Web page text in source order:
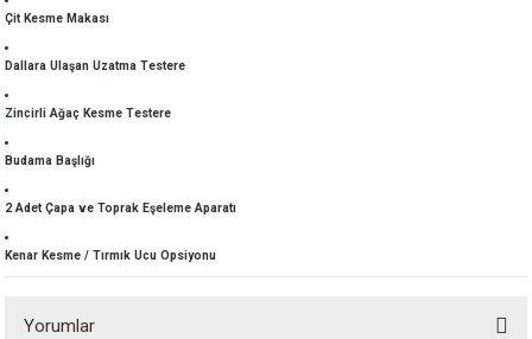
Çit Kesme Makası
Dallara Ulaşan Uzatma Testere
Zincirli Ağaç Kesme Testere
Budama Başlığı
2 Adet Çapa ve Toprak Eşeleme Aparatı
Kenar Kesme / Tırmık Ucu Opsiyonu
Yorumlar